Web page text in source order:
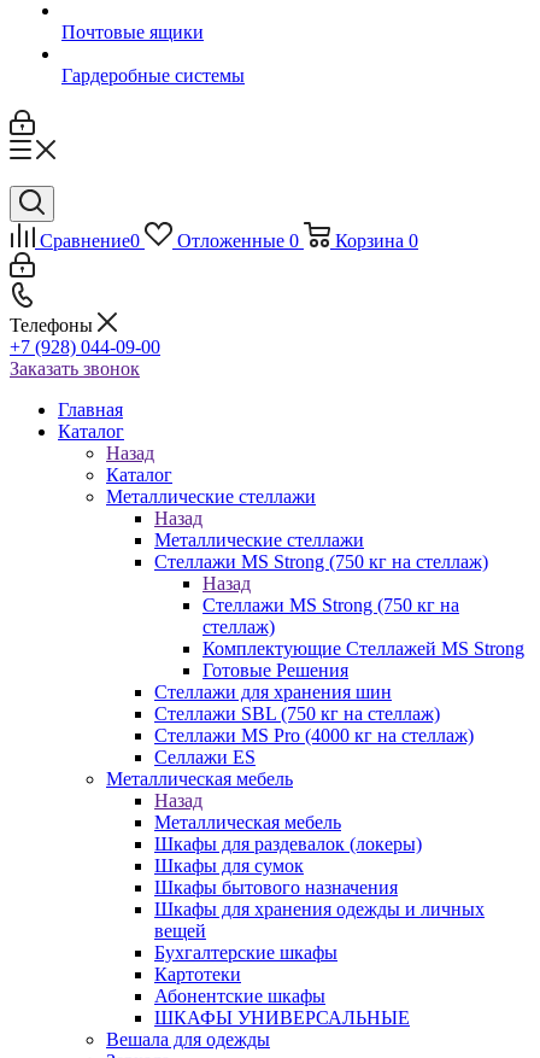
Почтовые ящики
Гардеробные системы
Сравнение0 Отложенные 0 Корзина 0
Телефоны
+7 (928) 044-09-00
Заказать звонок
Главная
Каталог
Назад
Каталог
Металлические стеллажи
Назад
Металлические стеллажи
Стеллажи MS Strong (750 кг на стеллаж)
Назад
Стеллажи MS Strong (750 кг на
стеллаж)
Комплектующие Стеллажей MS Strong
Готовые Решения
Стеллажи для хранения шин
Стеллажи SBL (750 кг на стеллаж)
Стеллажи MS Pro (4000 кг на стеллаж)
Селлажи ES
Металлическая мебель
Назад
Металлическая мебель
Шкафы для раздевалок (локеры)
Шкафы для сумок
Шкафы бытового назначения
Шкафы для хранения одежды и личных
вещей
Бухгалтерские шкафы
Картотеки
Абонентские шкафы
ШКАФЫ УНИВЕРСАЛЬНЫЕ
Вешала для одежды